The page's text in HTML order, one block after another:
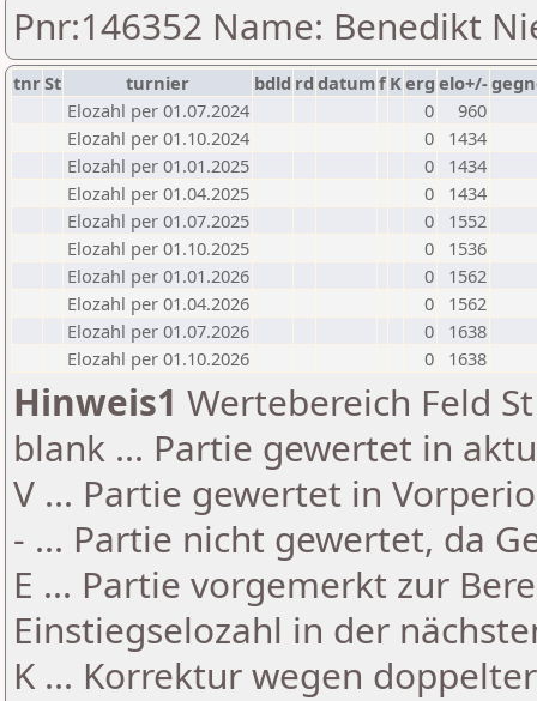
Pnr:146352 Name: Benedikt
tnrSt turnier bdld rd datumf Kerg elo+/-
Elozahl per 01.07.2024
0
960
Elozahl per 01.10.2024
0
1434
Elozahl per 01.01.2025
0
1434
Elozahl per 01.04.2025
0
1434
Elozahl per 01.07.2025
0
1552
Elozahl per 01.10.2025
0
1536
Elozahl per 01.01.2026
0
1562
Elozahl per 01.04.2026
0
1562
Elozahl per 01.07.2026
0
1638
Elozahl per 01.10.2026
0 1638
Hinweis1 Wertebereich Feld
blank ... Partie gewertet in
V ... Partie gewertet in
- ... Partie nicht gewertet, da
E ... Partie vorgemerkt zur
Einstiegselozahl in der
K ... Korrektur wegen